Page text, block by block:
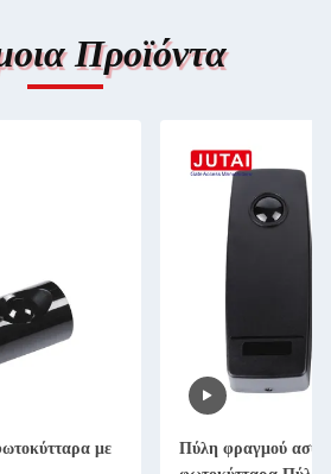
Προϊόντα
με
Πύλη φραγμού